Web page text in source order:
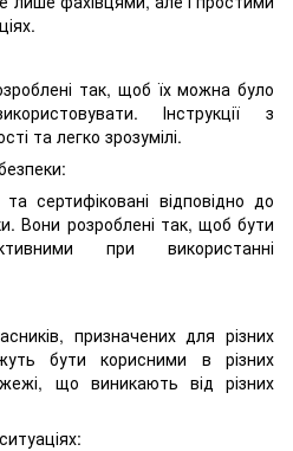
так, щоб їх можна було
Інструкції з
та легко зрозумілі.
сертифіковані відповідно до
Вони розроблені так, щоб бути
при використанні
призначених для різних
бути корисними в різних
що виникають від різних